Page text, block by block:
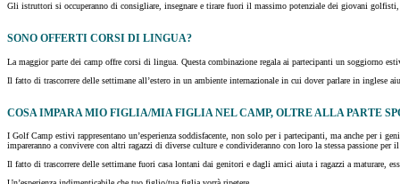
Gli istruttori si occuperanno di consigliare, insegnare e tirare fuori il massimo potenziale dei giovani golfisti,
SONO OFFERTI CORSI DI LINGUA?
La maggior parte dei camp offre corsi di lingua. Questa combinazione regala ai partecipanti un soggiorno
Il fatto di trascorrere delle settimane all’estero in un ambiente internazionale in cui dover parlare in inglese
COSA IMPARA MIO FIGLIA/MIA FIGLIA NEL CAMP, OLTRE ALLA PARTE
I Golf Camp estivi rappresentano un’esperienza soddisfacente, non solo per i partecipanti, ma anche per
impareranno a convivere con altri ragazzi di diverse culture e condivideranno con loro la stessa passione per
Il fatto di trascorrere delle settimane fuori casa lontani dai genitori e dagli amici aiuta i ragazzi a maturare,